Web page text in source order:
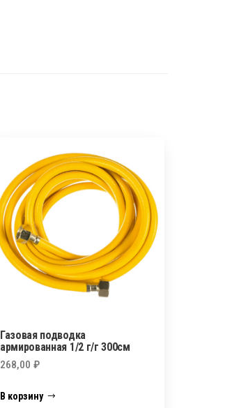
Газовая подводка
армированная 1/2 г/г 300см
268,00₽
В корзину